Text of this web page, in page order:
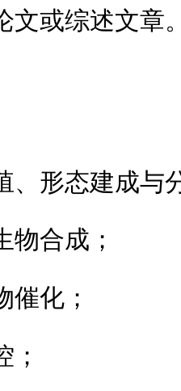
文或综述文章
、形态建成与
物合成；
催化；
；